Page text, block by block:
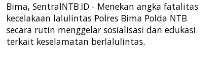
Bima, SentralNTB.ID - Menekan angka fatalitas
kecelakaan lalulintas Polres Bima Polda NTB
secara rutin menggelar sosialisasi dan edukasi
terkait keselamatan berlalulintas.